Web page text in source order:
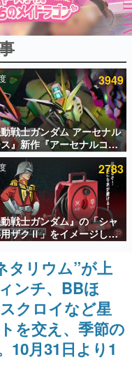
ング
ジビュー数万以上！ などな
ファミ渾身の“殿堂入り”記
に製作時のエピソードをお
ム）とは何か？を探ってい
『赫本』は、〈試験問題〉
です。
3949
動戦士ガンダム アーセナル
』新作『アーセナルコマ
』発表！8月28日からオ
ベータテスト開催、2027
下旬に稼働予定
2783
戦士ガンダム』の「シャ
ザクⅡ」をイメージした
ースリールが予約開始。
にはシャアのパーソナルマ
ジオン公国軍のエンブレ
式番号などを配置
タリウム”が上
ンチ、BBほ
クロイなど星
を交え、季節の
10月31日より1